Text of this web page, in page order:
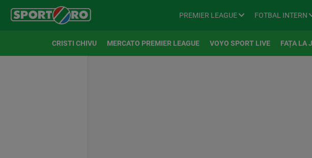
PREMIER LEAGUE FOTBAL INTERN
CRISTI CHIVU MERCATO PREMIER LEAGUE VOYO SPORT LIVE FAȚA LA